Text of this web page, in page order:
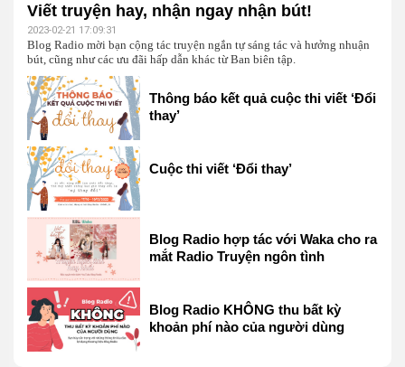
Viết truyện hay, nhận ngay nhận bút!
2023-02-21 17:09:31
Blog Radio mời bạn cộng tác truyện ngắn tự sáng tác và hưởng nhuận
bút, cũng như các ưu đãi hấp dẫn khác từ Ban biên tập.
Thông báo kết quả cuộc thi viết ‘Đổi
thay’
Cuộc thi viết ‘Đổi thay’
Blog Radio hợp tác với Waka cho ra
mắt Radio Truyện ngôn tình
Blog Radio KHÔNG thu bất kỳ
khoản phí nào của người dùng